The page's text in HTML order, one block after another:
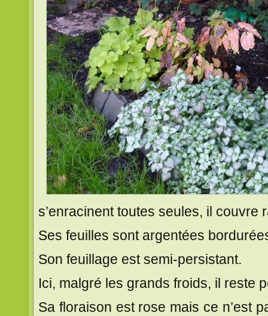
s’enracinent toutes seules, il couvre
Ses feuilles sont argentées
Son feuillage est semi-persistant.
Ici, malgré les grands froids, il reste
Sa floraison est rose mais ce n’est